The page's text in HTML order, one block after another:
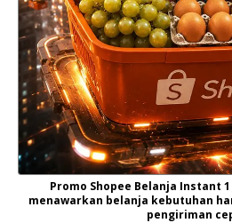
Promo Shopee Belanja Instant
menawarkan belanja kebutuhan
pengiriman